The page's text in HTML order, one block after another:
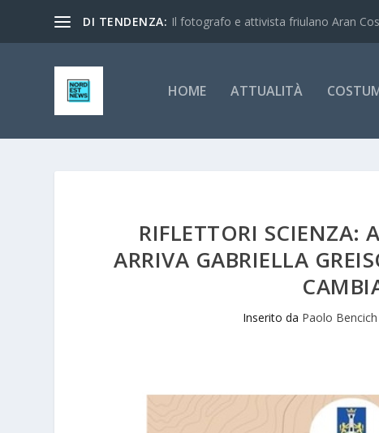
DI TENDENZA: Il fotografo e attivista friulano Aran
HOME ATTUALITÀ
RIFLETTORI SCIENZA:
ARRIVA GABRIELLA
Inserito da Paolo Bencich